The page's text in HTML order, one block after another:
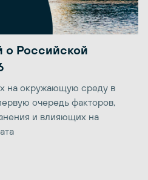
о Российской
на окружающую среду в
очередь факторов,
и влияющих на